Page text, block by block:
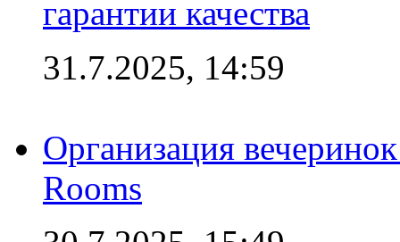
гарантии качества
31.7.2025, 14:59
Организация
Rooms